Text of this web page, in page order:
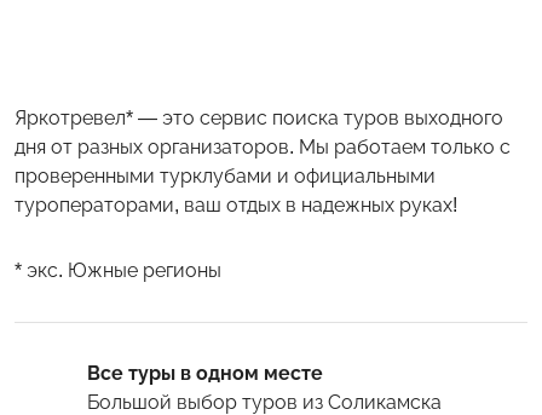
Яркотревел* — это сервис поиска туров выходного
дня от разных организаторов. Мы работаем только с
проверенными турклубами и официальными
туроператорами, ваш отдых в надежных руках!
* экс. Южные регионы
Все туры в одном месте
Большой выбор туров из Соликамска